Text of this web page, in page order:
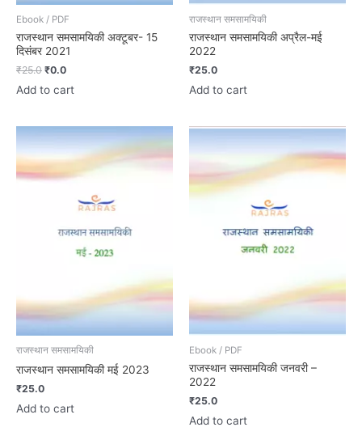
Ebook / PDF
राजस्थान समसामयिकी अक्टूबर- 15
दिसंबर 2021
₹25.0 ₹0.0
Add to cart
राजस्थान समसामयिकी
राजस्थान समसामयिकी अप्रैल-मई
2022
₹25.0
Add to cart
राजस्थान समसामयिकी
राजस्थान समसामयिकी मई 2023
₹25.0
Add to cart
Ebook / PDF
राजस्थान समसामयिकी जनवरी –
2022
₹25.0
Add to cart